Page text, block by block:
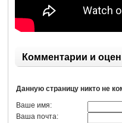
Комментарии и
Данную страницу никто не
Ваше имя:
Ваша почта: